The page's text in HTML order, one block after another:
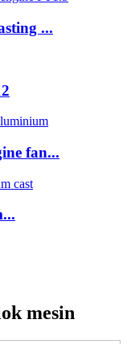
...
fan...
mesin